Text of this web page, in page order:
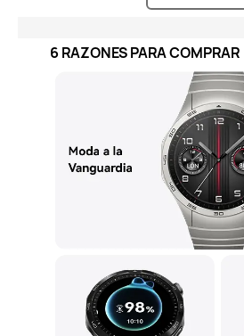
6 RAZONES PARA COMPRAR